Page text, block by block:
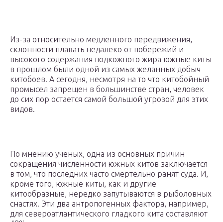
Из-за относительно медленного передвижения,
склонности плавать недалеко от побережий и
высокого содержания подкожного жира южные киты
в прошлом были одной из самых желанных добыч
китобоев. А сегодня, несмотря на то что китобойный
промысел запрещен в большинстве стран, человек
до сих пор остается самой большой угрозой для этих
видов.
По мнению ученых, одна из основных причин
сокращения численности южных китов заключается
в том, что последних часто смертельно ранят суда. И,
кроме того, южные киты, как и другие
китообразные, нередко запутываются в рыболовных
снастях. Эти два антропогенных фактора, например,
для североатлантического гладкого кита составляют